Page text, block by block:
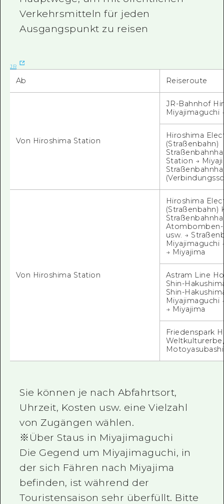
Verkehrsmitteln für jeden
Ausgangspunkt zu reisen
JR
Ab Reiseroute
Von Hiroshima Station
JR-Bahnhof
Miyajimaguchi
Hiroshima
(Straßenbahn)
Station →
Von Hiroshima Station
Hiroshima
(Straßenbahn)
usw. →
Miyajimaguchi
→ Miyajima
Astram Line
Shin-
Shin-
Miyajimaguchi
→ Miyajima
Friedenspark
Sie können je nach Abfahrtsort,
Uhrzeit, Kosten usw. eine Vielzahl
von Zugängen wählen.
※Über Staus in Miyajimaguchi
Die Gegend um Miyajimaguchi, in
der sich Fähren nach Miyajima
befinden, ist während der
Touristensaison sehr überfüllt. Bitte